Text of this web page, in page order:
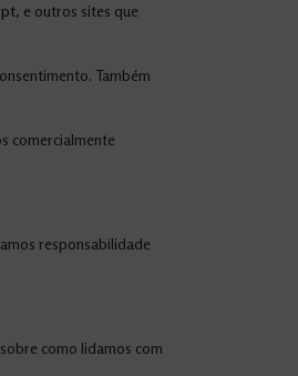
, e outros sites que
Também
comercialmente
responsabilidade
como lidamos com